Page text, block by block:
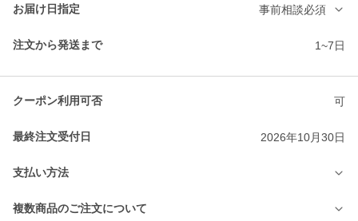
お届け日指定 事前相談必須
注文から発送まで 1~7日
クーポン利用可否 可
最終注文受付日 2026年10月30日
支払い方法
複数商品のご注文について